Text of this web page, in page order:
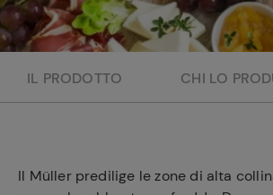
e
ricetta
il
IL PRODOTTO CHI LO
Il Müller predilige le zone di alta